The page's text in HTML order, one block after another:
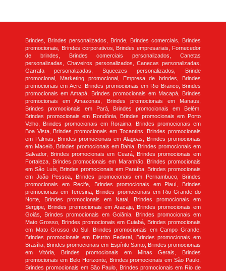
Brindes, Brindes personalizados, Brinde, Brindes comerciais, Brindes
promocionais, Brindes corporativos, Brindes empresariais, Fornecedor
de brindes, Brindes comerciais personalizados, Canetas
personalizadas, Chaveiros personalizados, Canecas personalizadas,
Garrafa personalizadas, Squeezes personalizados, Brinde
promocional, Marketing promocional, Empresa de brindes, Brindes
promocionais em Acre, Brindes promocionais em Rio Branco, Brindes
promocionais em Amapá, Brindes promocionais em Macapá, Brindes
promocionais em Amazonas, Brindes promocionais em Manaus,
Brindes promocionais em Pará, Brindes promocionais em Belém,
Brindes promocionais em Rondônia, Brindes promocionais em Porto
Velho, Brindes promocionais em Roraima, Brindes promocionais em
Boa Vista, Brindes promocionais em Tocantins, Brindes promocionais
em Palmas, Brindes promocionais em Alagoas, Brindes promocionais
em Maceió, Brindes promocionais em Bahia, Brindes promocionais em
Salvador, Brindes promocionais em Ceará, Brindes promocionais em
Fortaleza, Brindes promocionais em Maranhão, Brindes promocionais
em São Luís, Brindes promocionais em Paraíba, Brindes promocionais
em João Pessoa, Brindes promocionais em Pernambuco, Brindes
promocionais em Recife, Brindes promocionais em Piauí, Brindes
promocionais em Teresina, Brindes promocionais em Rio Grande do
Norte, Brindes promocionais em Natal, Brindes promocionais em
Sergipe, Brindes promocionais em Aracaju, Brindes promocionais em
Goiás, Brindes promocionais em Goiânia, Brindes promocionais em
Mato Grosso, Brindes promocionais em Cuiabá, Brindes promocionais
em Mato Grosso do Sul, Brindes promocionais em Campo Grande,
Brindes promocionais em Distrito Federal, Brindes promocionais em
Brasília, Brindes promocionais em Espírito Santo, Brindes promocionais
em Vitória, Brindes promocionais em Minas Gerais, Brindes
promocionais em Belo Horizonte, Brindes promocionais em São Paulo,
Brindes promocionais em São Paulo, Brindes promocionais em Rio de